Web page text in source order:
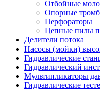
Помпы
Отбойные
Опорные
Перфораторы
Цепные пилы
Делители потока
Насосы (мойки)
Гидравлические
Станции с
Станции с
Станции с
Гидравлический
SPX POWER
Мультипликаторы
Scanwill
Гидравлические